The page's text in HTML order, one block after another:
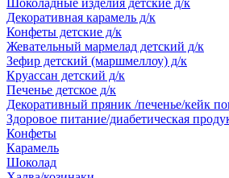
Шоколадные изделия детские д/к
Декоративная карамель д/к
Конфеты детские д/к
Жевательный мармелад детский д/к
Зефир детский (маршмеллоу) д/к
Круассан детский д/к
Печенье детское д/к
Декоративный пряник /печенье/кейк
Здоровое питание/диабетическая
Конфеты
Карамель
Шоколад